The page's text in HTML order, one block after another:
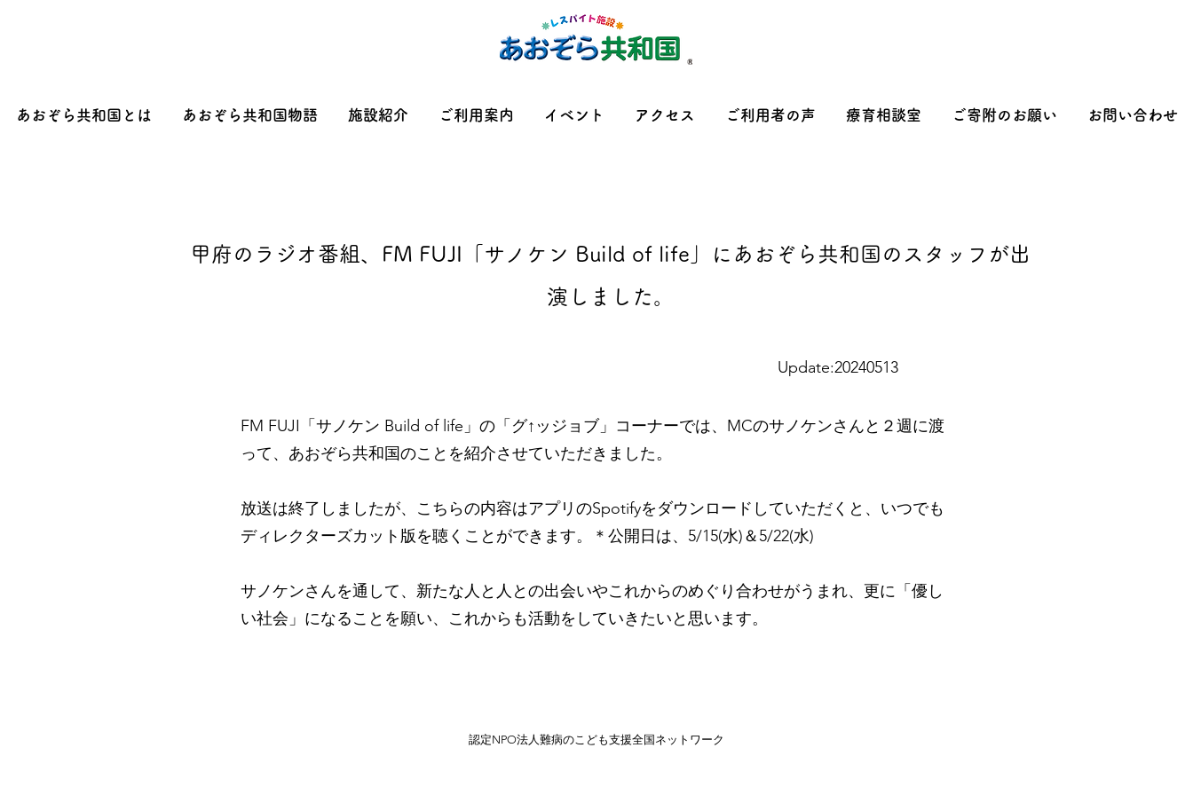
あおぞら共和国とは あおぞら共和国物語 施設紹介 ご利用案内 イベント アクセス ご利用者の声 療育相談室 ご寄附のお願い お問い合わせ
甲府のラジオ番組、FM FUJI「サノケン Build of life」にあおぞら共和国のスタッフが出
演しました。
Update:20240513
FM FUJI「サノケン Build of life」の「グ↑ッジョブ」コーナーでは、MCのサノケンさんと２週に渡
って、あおぞら共和国のことを紹介させていただきました。
放送は終了しましたが、こちらの内容はアプリのSpotifyをダウンロードしていただくと、いつでも
ディレクターズカット版を聴くことができます。＊公開日は、5/15(水)＆5/22(水)
サノケンさんを通して、新たな人と人との出会いやこれからのめぐり合わせがうまれ、更に「優し
い社会」になることを願い、これからも活動をしていきたいと思います。
認定NPO法人難病のこども支援全国ネットワーク